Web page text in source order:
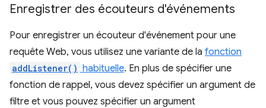
Enregistrer des écouteurs d'événements
Pour enregistrer un écouteur d'événement pour une
requête Web, vous utilisez une variante de la fonction
addListener() habituelle. En plus de spécifier une
fonction de rappel, vous devez spécifier un argument de
filtre et vous pouvez spécifier un argument